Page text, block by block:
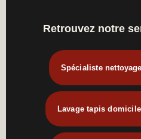
Retrouvez notre
Spécialiste
Lavage tapis